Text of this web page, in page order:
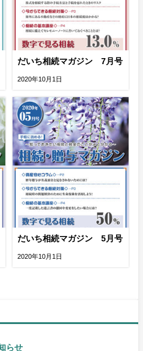
だいち相続マガジン 7月号
2020年10月1日
だいち相続マガジン 5月号
2020年10月1日
らせ